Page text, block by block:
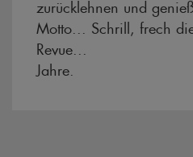
zurücklehnen und
Motto... Schrill, frech
Revue...
Jahre.